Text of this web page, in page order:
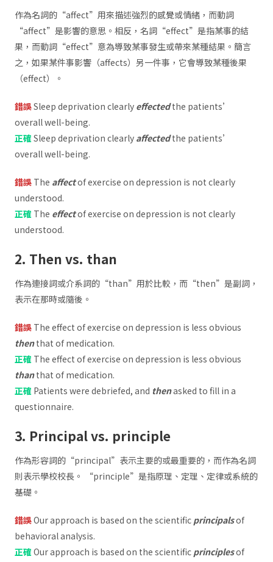
作為名詞的“affect”用來描述強烈的感覺或情緒，而動詞
“affect”是影響的意思。相反，名詞“effect”是指某事的結
果，而動詞“effect”意為導致某事發生或帶來某種結果。簡言
之，如果某件事影響（affects）另一件事，它會導致某種後果
（effect）。
錯誤Sleep deprivation clearly effectedthe patients’
overall well-being.
正確 Sleep deprivation clearly affectedthe patients’
overall well-being.
錯誤 The affectof exercise on depression is not clearly
understood.
正確 The effectof exercise on depression is not clearly
understood.
2. Then vs. than
作為連接詞或介系詞的“than”用於比較，而“then”是副詞，
表示在那時或隨後。
錯誤 The effect of exercise on depression is less obvious
thenthat of medication.
正確 The effect of exercise on depression is less obvious
thanthat of medication.
正確 Patients were debriefed, and thenasked to fill in a
questionnaire.
3. Principal vs. principle
作為形容詞的“principal”表示主要的或最重要的，而作為名詞
則表示學校校長。 “principle”是指原理、定理、定律或系統的
基礎。
錯誤Our approach is based on the scientific principalsof
behavioral analysis.
正確 Our approach is based on the scientific principlesof